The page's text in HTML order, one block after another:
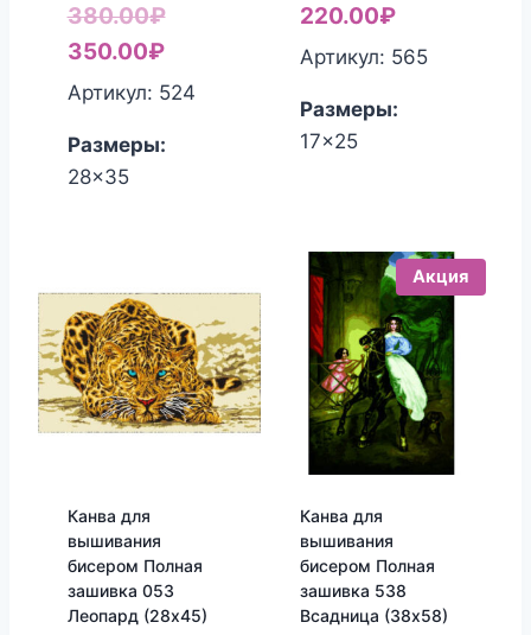
380.00₽Первоначальная
цена
составляла
350.00₽Текущая
цена:
Артикул: 524
Размеры:
28x35
220.00₽
Артикул: 565
Размеры:
17x25
Канва для
вышивания
бисером Полная
зашивка 053
Леопард (28х45)
Акция
Канва для
вышивания
бисером Полная
зашивка 538
Всадница (38х58)